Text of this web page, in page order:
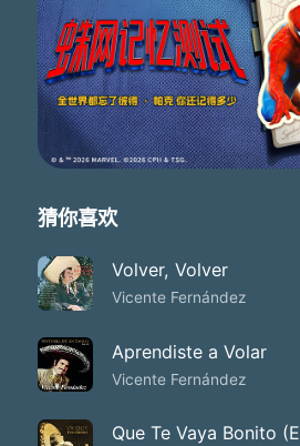
猜你喜欢
Volver, Volver
Vicente Fernández
Aprendiste a Volar
Vicente Fernández